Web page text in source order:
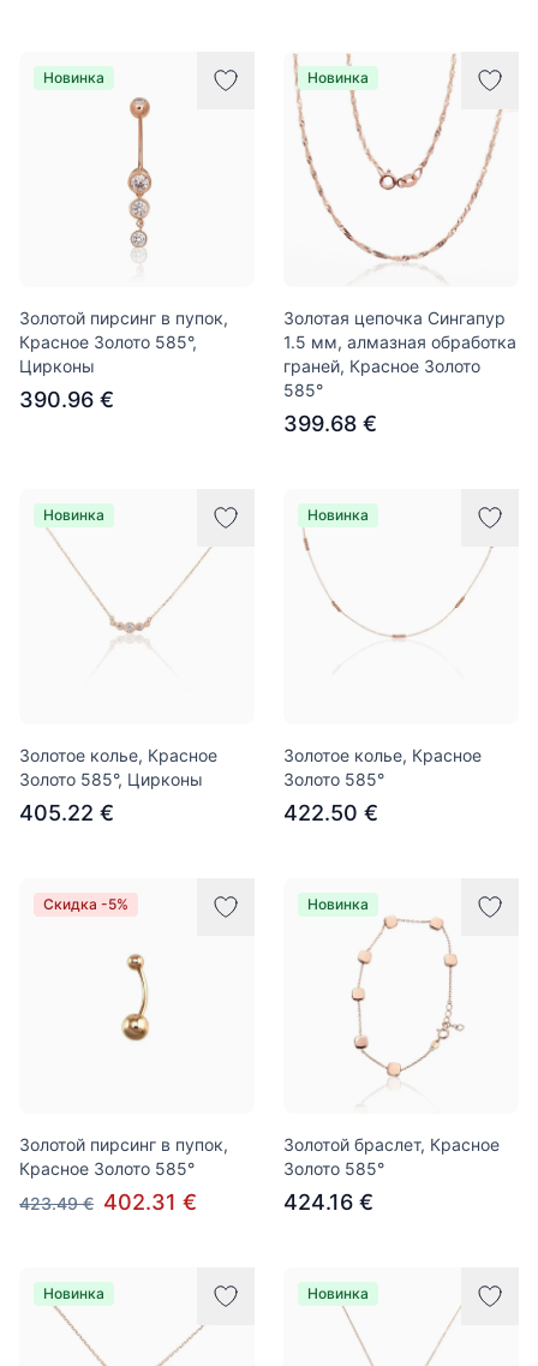
Новинка
Золотой пирсинг в пупок,
Красное Золото 585°,
Цирконы
390.96 €
Новинка
Золотая цепочка Сингапур
1.5 мм, алмазная обработка
граней, Красное Золото
585°
399.68 €
Новинка
Золотое колье, Красное
Золото 585°, Цирконы
405.22 €
Новинка
Золотое колье, Красное
Золото 585°
422.50 €
Скидка -5%
Золотой пирсинг в пупок,
Красное Золото 585°
423.49 € 402.31 €
Новинка
Золотой браслет, Красное
Золото 585°
424.16 €
Новинка Новинка